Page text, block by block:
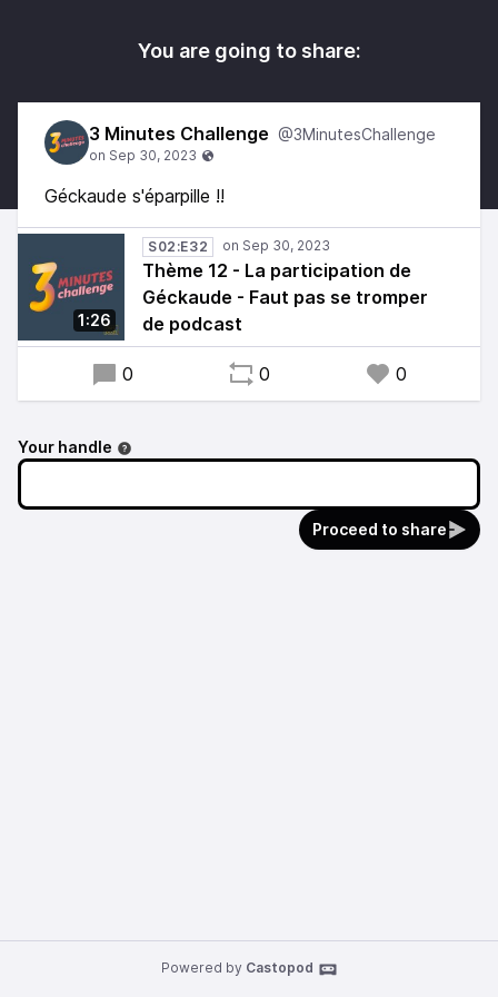
You are going to share:
3 Minutes Challenge @3MinutesChallenge
Géckaude s'éparpille !!
1:26
S02:E32
Thème 12 - La participation de
Géckaude - Faut pas se tromper
de podcast
0 0 0
Your handle
Proceed to share
Powered by Castopod